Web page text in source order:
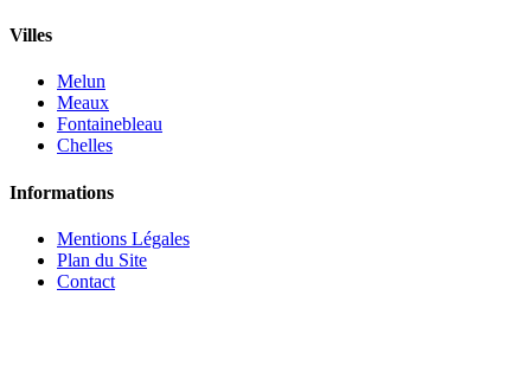
Villes
Melun
Meaux
Fontainebleau
Chelles
Informations
Mentions Légales
Plan du Site
Contact